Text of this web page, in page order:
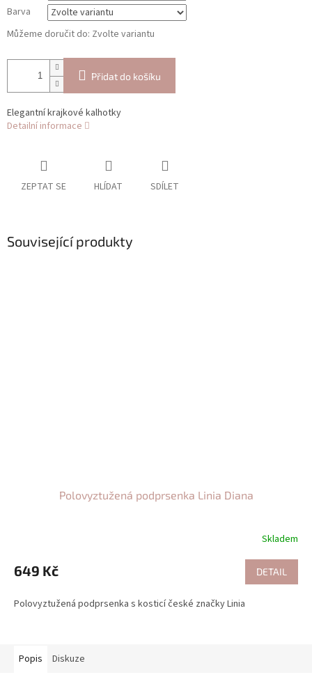
Barva
Můžeme doručit do: Zvolte variantu
Přidat do košíku
Elegantní krajkové kalhotky
Detailní informace
ZEPTAT SE HLÍDAT SDÍLET
Související produkty
Polovyztužená podprsenka Linia Diana
Skladem
649 Kč DETAIL
Polovyztužená podprsenka s kosticí české značky Linia
Popis Diskuze